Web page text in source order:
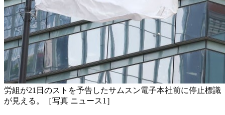
労組が21日のストを予告したサムスン電子本社前に停止標識
が見える。［写真 ニュース1］